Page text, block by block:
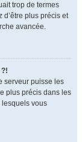
trop de termes
plus précis et
avancée.
serveur puisse les
plus précis dans les
lesquels vous